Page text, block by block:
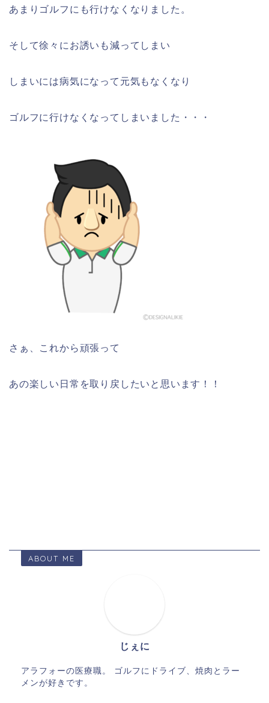
あまりゴルフにも行けなくなりました。
そして徐々にお誘いも減ってしまい
しまいには病気になって元気もなくなり
ゴルフに行けなくなってしまいました・・・
さぁ、これから頑張って
あの楽しい日常を取り戻したいと思います！！
ABOUT ME
じぇに
アラフォーの医療職。 ゴルフにドライブ、焼肉とラー
メンが好きです。